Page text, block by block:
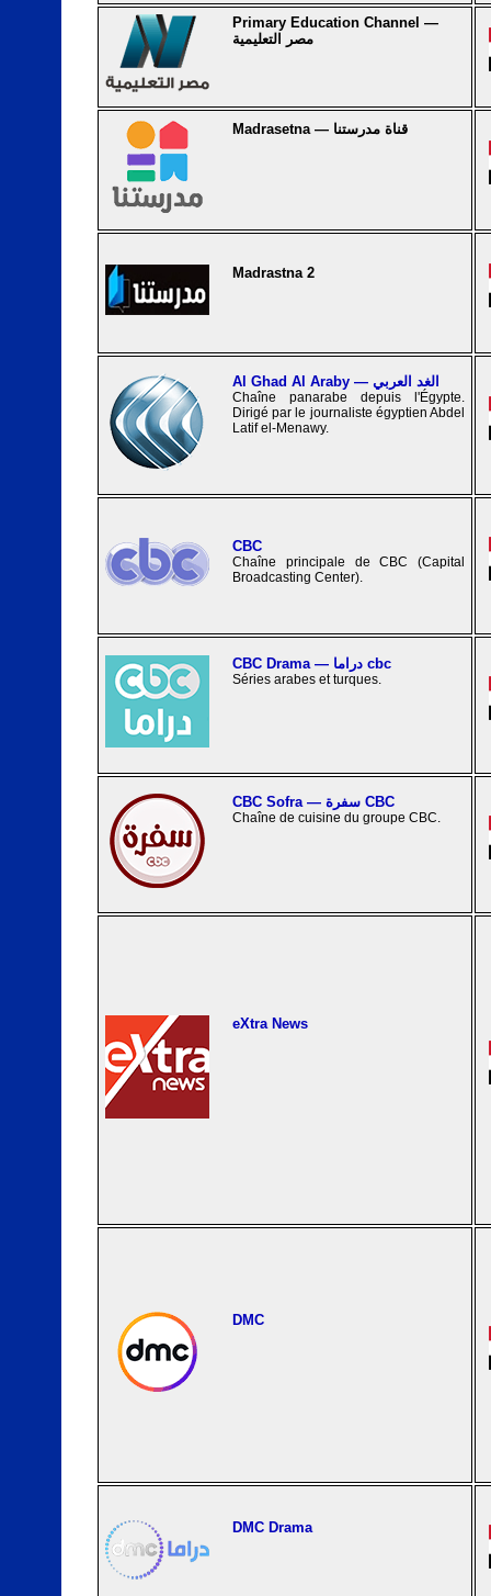
Primary Education Channel —
مصر التعليمية
Madrasetna — قناة مدرستنا
Madrastna 2
Al Ghad Al Araby — الغد العربي
Chaîne panarabe depuis l'Égypte.
Dirigé par le journaliste égyptien Abdel
Latif el-Menawy.
CBC
Chaîne principale de CBC (Capital
Broadcasting Center).
CBC Drama — دراما cbc
Séries arabes et turques.
CBC Sofra — سفرة CBC
Chaîne de cuisine du groupe CBC.
eXtra News
DMC
DMC Drama